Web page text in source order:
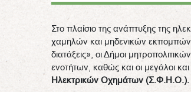
Στο πλαίσιο της ανάπτυξης της
χαμηλών και μηδενικών εκπομπών
διατάξεις», οι Δήμοι
ενοτήτων, καθώς και οι μεγάλοι
Ηλεκτρικών Οχημάτων (Σ.Φ.Η.Ο.).